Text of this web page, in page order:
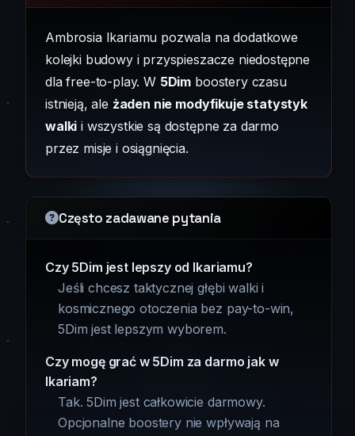
Ambrosia Ikariamu pozwala na dodatkowe
kolejki budowy i przyspieszacze niedostępne
dla free-to-play. W 5Dim boostery czasu
istnieją, ale żaden nie modyfikuje statystyk
walki i wszystkie są dostępne za darmo
przez misje i osiągnięcia.
Często zadawane pytania
Czy 5Dim jest lepszy od Ikariamu?
Jeśli chcesz taktycznej głębi walki i
kosmicznego otoczenia bez pay-to-win,
5Dim jest lepszym wyborem.
Czy mogę grać w 5Dim za darmo jak w
Ikariam?
Tak. 5Dim jest całkowicie darmowy.
Opcjonalne boostery nie wpływają na